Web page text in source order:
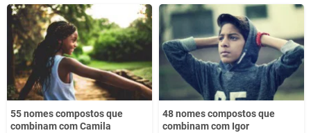
55 nomes compostos que
combinam com Camila
48 nomes compostos que
combinam com Igor